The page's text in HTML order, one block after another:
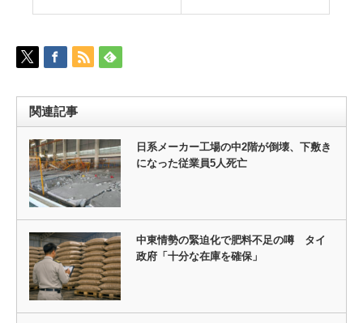
関連記事
日系メーカー工場の中2階が倒壊、下敷き
になった従業員5人死亡
中東情勢の緊迫化で肥料不足の噂 タイ
政府「十分な在庫を確保」